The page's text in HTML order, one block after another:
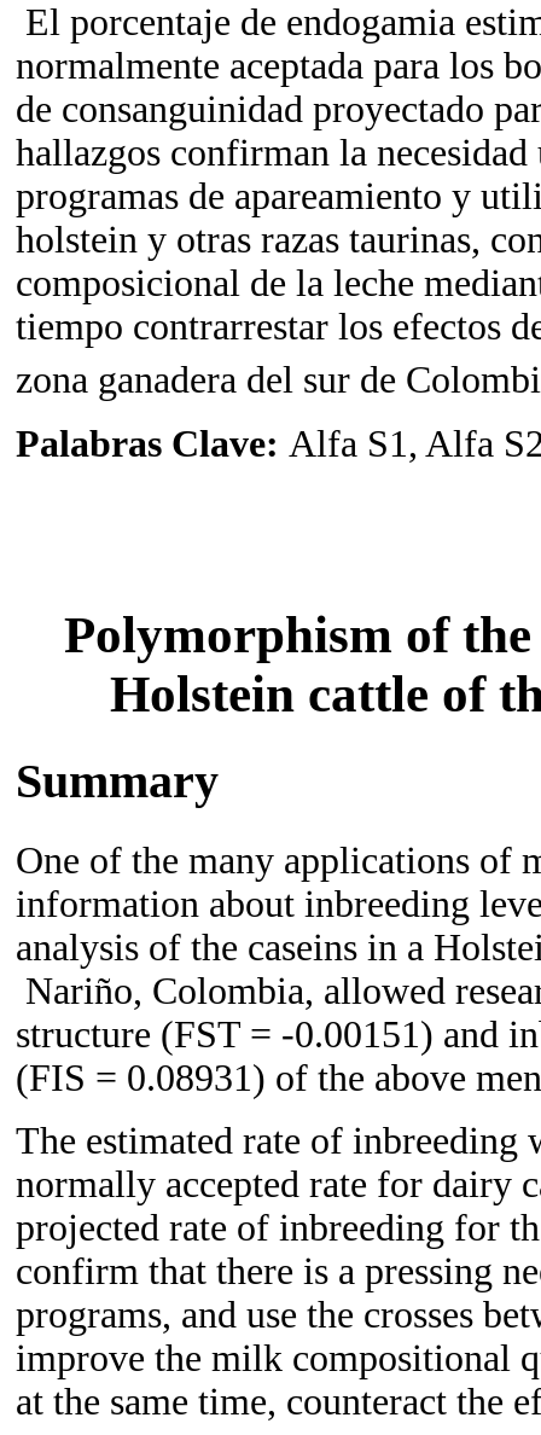
El porcentaje de endogamia
normalmente aceptada para los
de consanguinidad proyectado
hallazgos confirman la
programas de apareamiento y
holstein y otras razas taurinas,
composicional de la leche
tiempo contrarrestar los efectos
zona ganadera del sur de
Palabras Clave: Alfa S1, Alfa
Polymorphism of
Holstein cattle of
Summary
One of the many applications of
information about inbreeding
analysis of the caseins in a
Nariño, Colombia, allowed
structure (FST = -0.00151) and
(FIS = 0.08931) of the above
The estimated rate of inbreeding
normally accepted rate for dairy
projected rate of inbreeding for
confirm that there is a pressing
programs, and use the crosses
improve the milk compositional
at the same time, counteract the